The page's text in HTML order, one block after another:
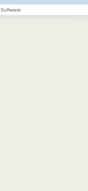
Software